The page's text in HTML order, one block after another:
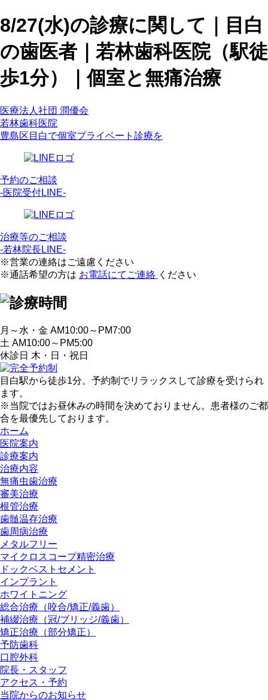
8/27(水)の診療に関して｜目白
の歯医者｜若林歯科医院（駅徒
歩1分）｜個室と無痛治療
医療法人社団 潤優会
若林歯科医院
豊島区目白で個室プライベート診療を
予約のご相談
-医院受付LINE-
治療等のご相談
-若林院長LINE-
※営業の連絡はご遠慮ください
※通話希望の方は お電話にてご連絡 ください
月～水・金 AM10:00～PM7:00
土 AM10:00～PM5:00
休診日 木・日・祝日
目白駅から徒歩1分。予約制でリラックスして診療を受けられ
ます。
※当院ではお昼休みの時間を決めておりません。患者様のご都
合を最優先しております。
ホーム
医院案内
診療案内
治療内容
無痛虫歯治療
審美治療
根管治療
歯髄温存治療
歯周病治療
メタルフリー
マイクロスコープ精密治療
ドックベストセメント
インプラント
ホワイトニング
総合治療（咬合/矯正/義歯）
補綴治療（冠/ブリッジ/義歯）
矯正治療（部分矯正）
予防歯科
口腔外科
院長・スタッフ
アクセス・予約
当院からのお知らせ